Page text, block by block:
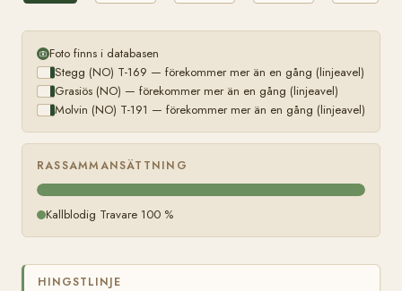
Foto finns i databasen
Stegg (NO) T-169 — förekommer mer än en gång (linjeavel)
Grasiös (NO) — förekommer mer än en gång (linjeavel)
Molvin (NO) T-191 — förekommer mer än en gång (linjeavel)
RASSAMMANSÄTTNING
Kallblodig Travare 100 %
HINGSTLINJE